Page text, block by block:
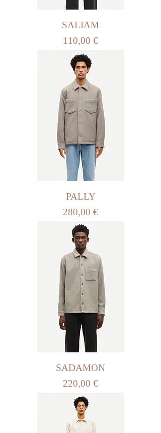
SALIAM
Prix
110,00 €
PALLY
Prix
280,00 €
SADAMON
Prix
220,00 €